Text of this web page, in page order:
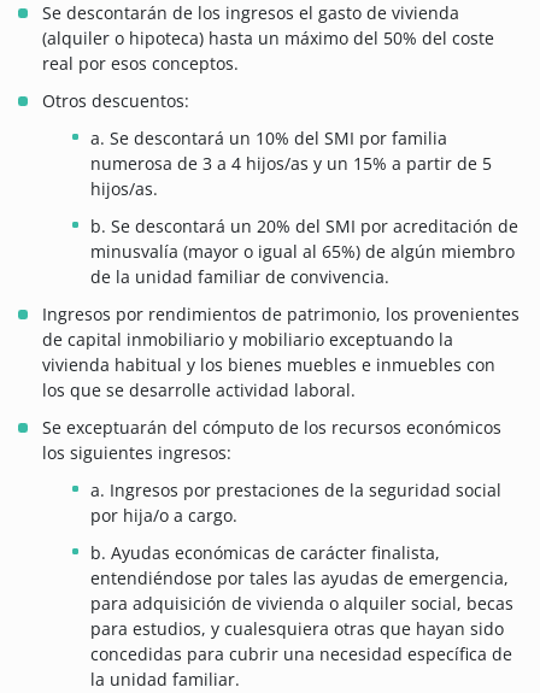
Se descontarán de los ingresos el gasto de vivienda
(alquiler o hipoteca) hasta un máximo del 50% del coste
real por esos conceptos.
Otros descuentos:
a. Se descontará un 10% del SMI por familia
numerosa de 3 a 4 hijos/as y un 15% a partir de 5
hijos/as.
b. Se descontará un 20% del SMI por acreditación de
minusvalía (mayor o igual al 65%) de algún miembro
de la unidad familiar de convivencia.
Ingresos por rendimientos de patrimonio, los provenientes
de capital inmobiliario y mobiliario exceptuando la
vivienda habitual y los bienes muebles e inmuebles con
los que se desarrolle actividad laboral.
Se exceptuarán del cómputo de los recursos económicos
los siguientes ingresos:
a. Ingresos por prestaciones de la seguridad social
por hija/o a cargo.
b. Ayudas económicas de carácter finalista,
entendiéndose por tales las ayudas de emergencia,
para adquisición de vivienda o alquiler social, becas
para estudios, y cualesquiera otras que hayan sido
concedidas para cubrir una necesidad específica de
la unidad familiar.